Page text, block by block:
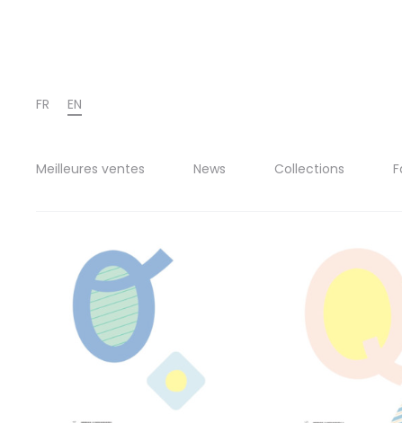
FR EN
Meilleures ventes News Collections